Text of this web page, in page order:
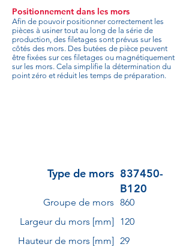
Positionnement dans les mors
Afin de pouvoir positionner correctement les
pièces à usiner tout au long de la série de
production, des filetages sont prévus sur les
côtés des mors. Des butées de pièce peuvent
être fixées sur ces filetages ou magnétiquement
sur les mors. Cela simplifie la détermination du
point zéro et réduit les temps de préparation.
Type de mors 837450-
B120
Groupe de mors 860
Largeur du mors [mm]
120
Hauteur de mors [mm] 29